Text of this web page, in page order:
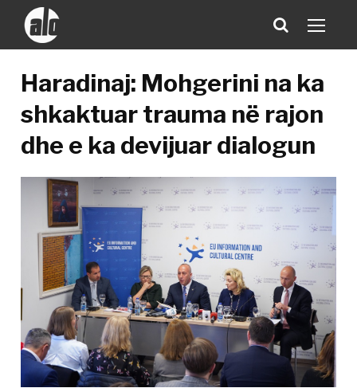
Haradinaj: Mohgerini na ka
shkaktuar trauma në rajon
dhe e ka devijuar dialogun